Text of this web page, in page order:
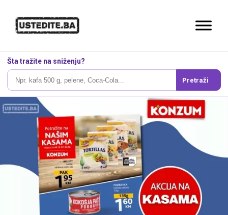
Šta tražite na sniženju?
Pretraži